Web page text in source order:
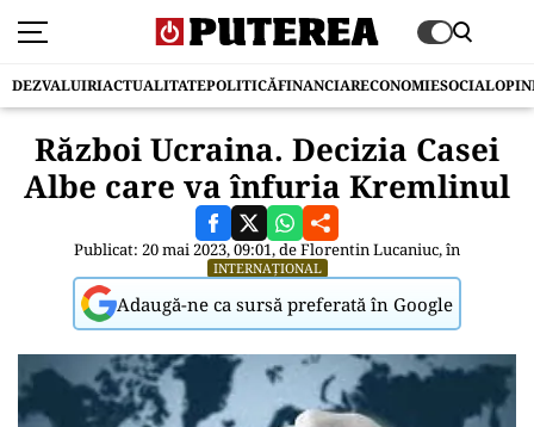
DEZVALUIRIACTUALITATEPOLITICĂFINANCIARECONOMIESOCIAL
Război Ucraina. Decizia Casei
Albe care va înfuria Kremlinul
Publicat: 20 mai 2023, 09:01, deFlorentin Lucaniuc, în
INTERNAȚIONAL
Adaugă-ne ca sursă preferată în Google